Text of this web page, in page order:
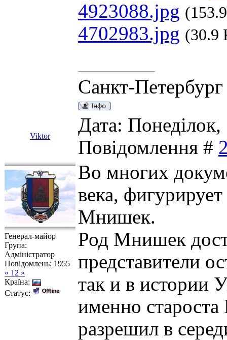
4923088.jpg
4702983.jpg (30.9
Санкт-Петербург
Viktor
Дата:
Повідомлення #
Генерал-майор
Група:
Адміністратор
Повідомлень: 1955
« 12 »
Країна:
Статус:
Во многих
века,
Мнишек.
Род Мнишек
представители
так и в истории
именно
разрешил в